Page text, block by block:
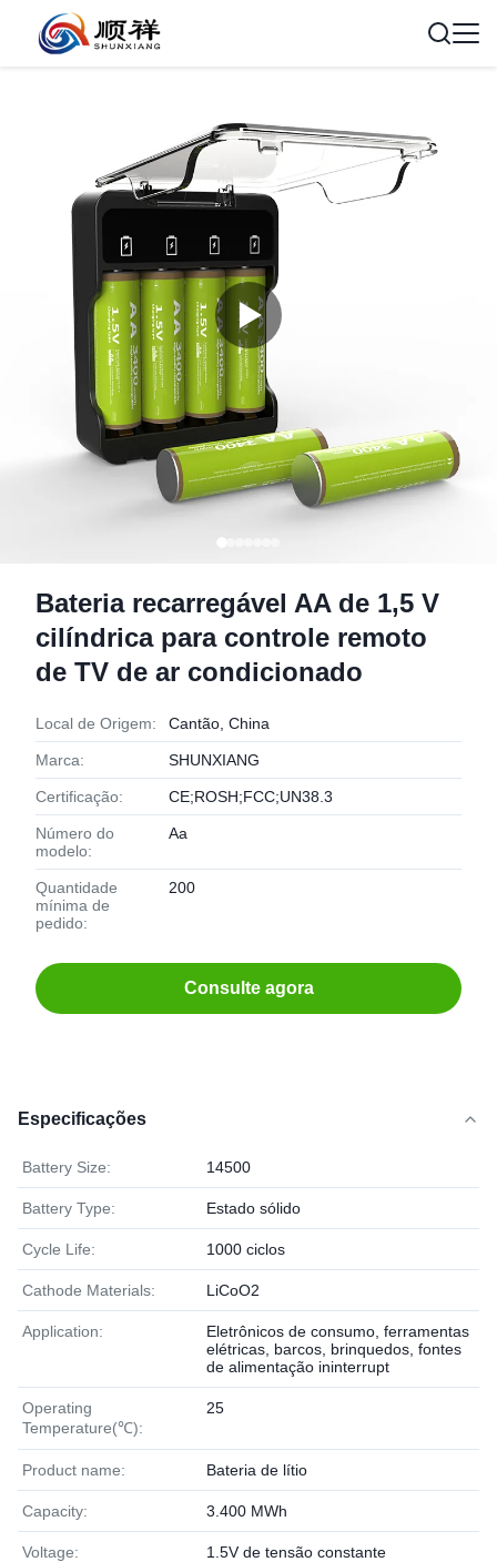
Bateria recarregável AA de 1,5 V
cilíndrica para controle remoto
de TV de ar condicionado
Local de Origem: Cantão, China
Marca: SHUNXIANG
Certificação: CE;ROSH;FCC;UN38.3
Número do
modelo:
Aa
Quantidade
mínima de
pedido:
200
Consulte agora
Especificações
Battery Size: 14500
Battery Type: Estado sólido
Cycle Life: 1000 ciclos
Cathode Materials: LiCoO2
Application:
Eletrônicos de consumo, ferramentas
elétricas, barcos, brinquedos, fontes
de alimentação ininterrupt
Operating
Temperature(℃):
25
Product name: Bateria de lítio
Capacity: 3.400 MWh
Voltage: 1.5V de tensão constante